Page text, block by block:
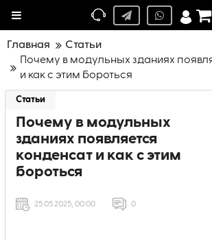
Главная
Статьи
Почему в модульных зданиях
и как с этим бороться
Статьи
Почему в модульных
зданиях появляется
конденсат и как с этим
бороться
25 05 2025, 00:00 0